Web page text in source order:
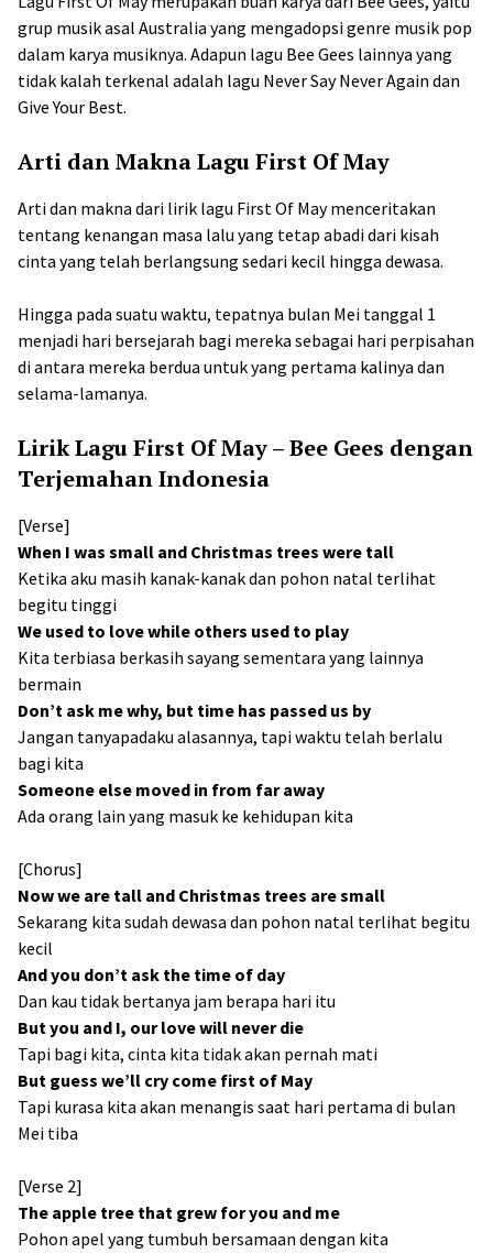
grup musik asal Australia yang mengadopsi genre musik pop
dalam karya musiknya. Adapun lagu Bee Gees lainnya yang
tidak kalah terkenal adalah lagu Never Say Never Again dan
Give Your Best.
Arti dan Makna Lagu First Of May
Arti dan makna dari lirik lagu First Of May menceritakan
tentang kenangan masa lalu yang tetap abadi dari kisah
cinta yang telah berlangsung sedari kecil hingga dewasa.
Hingga pada suatu waktu, tepatnya bulan Mei tanggal 1
menjadi hari bersejarah bagi mereka sebagai hari perpisahan
di antara mereka berdua untuk yang pertama kalinya dan
selama-lamanya.
Lirik Lagu First Of May – Bee Gees dengan
Terjemahan Indonesia
[Verse]
When I was small and Christmas trees were tall
Ketika aku masih kanak-kanak dan pohon natal terlihat
begitu tinggi
We used to love while others used to play
Kita terbiasa berkasih sayang sementara yang lainnya
bermain
Don’t ask me why, but time has passed us by
Jangan tanyapadaku alasannya, tapi waktu telah berlalu
bagi kita
Someone else moved in from far away
Ada orang lain yang masuk ke kehidupan kita
[Chorus]
Now we are tall and Christmas trees are small
Sekarang kita sudah dewasa dan pohon natal terlihat begitu
kecil
And you don’t ask the time of day
Dan kau tidak bertanya jam berapa hari itu
But you and I, our love will never die
Tapi bagi kita, cinta kita tidak akan pernah mati
But guess we’ll cry come first of May
Tapi kurasa kita akan menangis saat hari pertama di bulan
Mei tiba
[Verse 2]
The apple tree that grew for you and me
Pohon apel yang tumbuh bersamaan dengan kita